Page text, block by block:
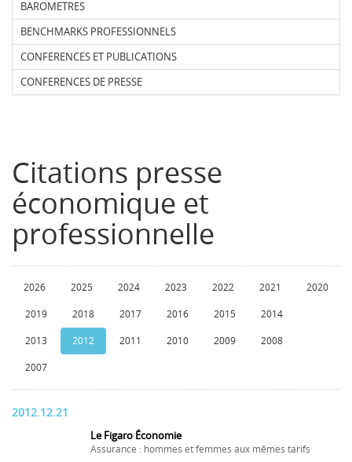
BAROMETRES
BENCHMARKS PROFESSIONNELS
CONFERENCES ET PUBLICATIONS
CONFERENCES DE PRESSE
Citations presse
économique et
professionnelle
2026 2025 2024 2023 2022 2021 2020
2019 2018 2017 2016 2015 2014
2013 2012 2011 2010 2009 2008
2007
2012.12.21
Le Figaro Économie
Assurance : hommes et femmes aux mêmes tarifs